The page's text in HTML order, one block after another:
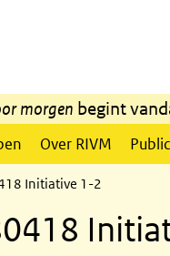
morgen begint
Over RIVM
Initiative 1-2